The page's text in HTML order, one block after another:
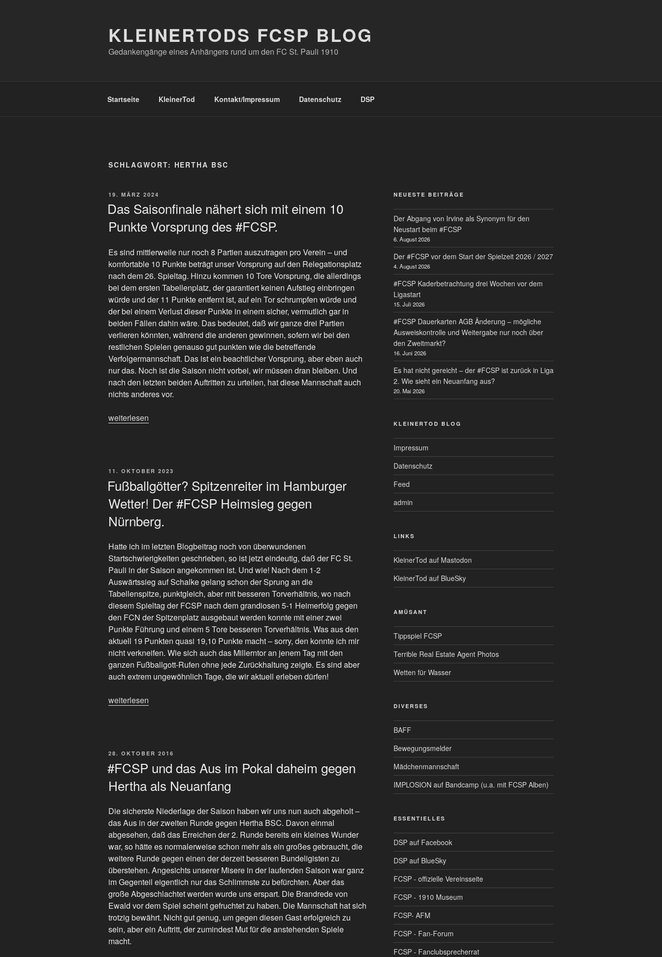
KLEINERTODS FCSP BLOG
Gedankengänge eines Anhängers rund um den FC St. Pauli 1910
Startseite KleinerTod Kontakt/Impressum Datenschutz DSP
SCHLAGWORT: HERTHA BSC
VERÖFFENTLICHT
19. MÄRZ 2024
Das Saisonfinale nähert sich mit einem 10
Punkte Vorsprung des #FCSP.
Es sind mittlerweile nur noch 8 Partien auszutragen pro Verein – und
komfortable 10 Punkte beträgt unser Vorsprung auf den Relegationsplatz
nach dem 26. Spieltag. Hinzu kommen 10 Tore Vorsprung, die allerdings
bei dem ersten Tabellenplatz, der garantiert keinen Aufstieg einbringen
würde und der 11 Punkte entfernt ist, auf ein Tor schrumpfen würde und
der bei einem Verlust dieser Punkte in einem sicher, vermutlich gar in
beiden Fällen dahin wäre. Das bedeutet, daß wir ganze drei Partien
verlieren könnten, während die anderen gewinnen, sofern wir bei den
restlichen Spielen genauso gut punkten wie die betreffende
Verfolgermannschaft. Das ist ein beachtlicher Vorsprung, aber eben auch
nur das. Noch ist die Saison nicht vorbei, wir müssen dran bleiben. Und
nach den letzten beiden Auftritten zu urteilen, hat diese Mannschaft auch
nichts anderes vor.
„Das
einem
10
Punkte
Vorsprung
des
weiterlesen
VERÖFFENTLICHT
11. OKTOBER 2023
Fußballgötter? Spitzenreiter im Hamburger
Wetter! Der #FCSP Heimsieg gegen
Nürnberg.
Hatte ich im letzten Blogbeitrag noch von überwundenen
Startschwierigkeiten geschrieben, so ist jetzt eindeutig, daß der FC St.
Pauli in der Saison angekommen ist. Und wie! Nach dem 1-2
Auswärtssieg auf Schalke gelang schon der Sprung an die
Tabellenspitze, punktgleich, aber mit besseren Torverhältnis, wo nach
diesem Spieltag der FCSP nach dem grandiosen 5-1 Heimerfolg gegen
den FCN der Spitzenplatz ausgebaut werden konnte mit einer zwei
Punkte Führung und einem 5 Tore besseren Torverhältnis. Was aus den
aktuell 19 Punkten quasi 19,10 Punkte macht – sorry, den konnte ich mir
nicht verkneifen. Wie sich auch das Millerntor an jenem Tag mit den
ganzen Fußballgott-Rufen ohne jede Zurückhaltung zeigte. Es sind aber
auch extrem ungewöhnlich Tage, die wir aktuell erleben dürfen!
„Fußballgötter?
Der
#FCSP
Heimsieg
gegen
Nürnberg.“
weiterlesen
VERÖFFENTLICHT
28. OKTOBER 2016
#FCSP und das Aus im Pokal daheim gegen
Hertha als Neuanfang
Die sicherste Niederlage der Saison haben wir uns nun auch abgeholt –
das Aus in der zweiten Runde gegen Hertha BSC. Davon einmal
abgesehen, daß das Erreichen der 2. Runde bereits ein kleines Wunder
war, so hätte es normalerweise schon mehr als ein großes gebraucht, die
weitere Runde gegen einen der derzeit besseren Bundeligisten zu
überstehen. Angesichts unserer Misere in der laufenden Saison war ganz
im Gegenteil eigentlich nur das Schlimmste zu befürchten. Aber das
große Abgeschlachtet werden wurde uns erspart. Die Brandrede von
Ewald vor dem Spiel scheint gefruchtet zu haben. Die Mannschaft hat sich
trotzig bewährt. Nicht gut genug, um gegen diesen Gast erfolgreich zu
sein, aber ein Auftritt, der zumindest Mut für die anstehenden Spiele
macht.
NEUESTE BEITRÄGE
Der Abgang von Irvine als Synonym für den
Neustart beim #FCSP
6. August 2026
Der #FCSP vor dem Start der Spielzeit 2026 / 2027
4. August 2026
#FCSP Kaderbetrachtung drei Wochen vor dem
Ligastart
15. Juli 2026
#FCSP Dauerkarten AGB Änderung – mögliche
Ausweiskontrolle und Weitergabe nur noch über
den Zweitmarkt?
16. Juni 2026
Es hat nicht gereicht – der #FCSP ist zurück in Liga
2. Wie sieht ein Neuanfang aus?
20. Mai 2026
KLEINERTOD BLOG
Impressum
Datenschutz
Feed
admin
LINKS
KleinerTod auf Mastodon
KleinerTod auf BlueSky
AMÜSANT
Tippspiel FCSP
Terrible Real Estate Agent Photos
Wetten für Wasser
DIVERSES
BAFF
Bewegungsmelder
Mädchenmannschaft
IMPLOSION auf Bandcamp (u.a. mit FCSP Alben)
ESSENTIELLES
DSP auf Facebook
DSP auf BlueSky
FCSP - offizielle Vereinsseite
FCSP - 1910 Museum
FCSP- AFM
FCSP - Fan-Forum
FCSP - Fanclubsprecherrat